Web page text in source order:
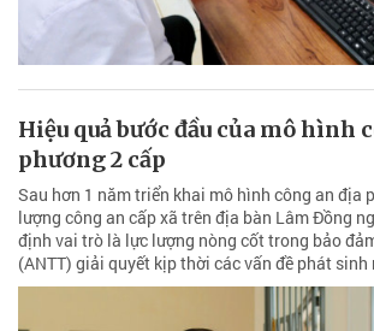
Hiệu quả bước đầu của mô hình
phương 2 cấp
Sau hơn 1 năm triển khai mô hình công an địa
lượng công an cấp xã trên địa bàn Lâm Đồng
định vai trò là lực lượng nòng cốt trong bảo
(ANTT) giải quyết kịp thời các vấn đề phát sinh